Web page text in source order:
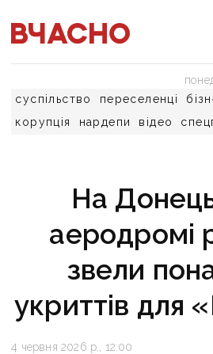
суспільство переселенці
корупція
нардепи відео
На
аеродромі
звели
укриттів для
4 червня 2026 р., 12:00